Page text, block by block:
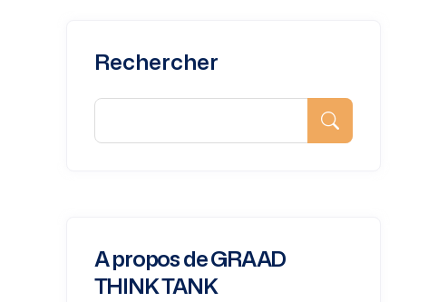
Rechercher
A propos de GRAAD
THINK TANK